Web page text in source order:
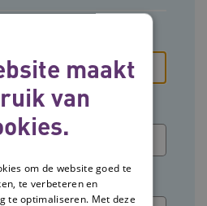
maakt
van
om de website goed te
te verbeteren en
te optimaliseren. Met deze